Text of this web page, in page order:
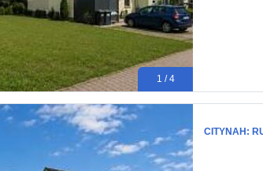
1 / 4
CITYNAH: